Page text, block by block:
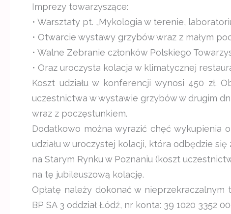
Imprezy towarzyszące:
• Warsztaty pt. „Mykologia w terenie,
• Otwarcie wystawy grzybów wraz z małym
• Walne Zebranie członków Polskiego
• Oraz uroczysta kolacja w klimatycznej
Koszt udziału w konferencji wynosi 450 zł.
uczestnictwa w wystawie grzybów w drugim
wraz z poczęstunkiem.
Dodatkowo można wyrazić chęć wykupienia
udziału w uroczystej kolacji, która odbędzie się
na Starym Rynku w Poznaniu (koszt
na tę jubileuszową kolację.
Opłatę należy dokonać w
BP SA 3 oddział Łódź, nr konta: 39 1020 3352